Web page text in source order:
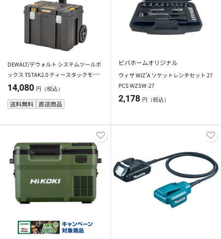
DEWALT/デウォルト システムツールボ
ックス TSTAK2.0 ティースタックモバ
イルツールボックス DWST83347-1
14,080 円（税込）
送料無料 直送商品
ビバホームオリジナル
ウィザ WIZ'A ソケットレンチセット 27
PCS WZSW-27
2,178 円（税込）